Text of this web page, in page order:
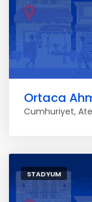
Ortaca
Cumhuriyet,
STADYUM